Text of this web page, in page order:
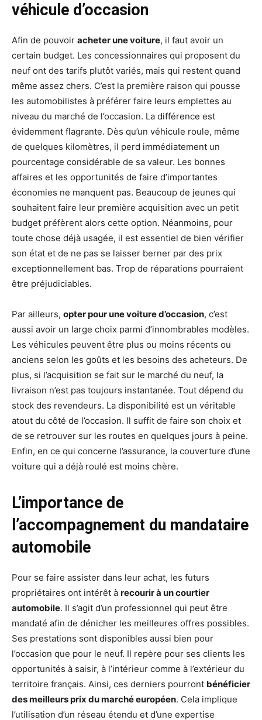
véhicule d’occasion
Afin de pouvoir acheter une voiture, il faut avoir un
certain budget. Les concessionnaires qui proposent du
neuf ont des tarifs plutôt variés, mais qui restent quand
même assez chers. C’est la première raison qui pousse
les automobilistes à préférer faire leurs emplettes au
niveau du marché de l’occasion. La différence est
évidemment flagrante. Dès qu’un véhicule roule, même
de quelques kilomètres, il perd immédiatement un
pourcentage considérable de sa valeur. Les bonnes
affaires et les opportunités de faire d’importantes
économies ne manquent pas. Beaucoup de jeunes qui
souhaitent faire leur première acquisition avec un petit
budget préfèrent alors cette option. Néanmoins, pour
toute chose déjà usagée, il est essentiel de bien vérifier
son état et de ne pas se laisser berner par des prix
exceptionnellement bas. Trop de réparations pourraient
être préjudiciables.
Par ailleurs, opter pour une voiture d’occasion, c’est
aussi avoir un large choix parmi d’innombrables modèles.
Les véhicules peuvent être plus ou moins récents ou
anciens selon les goûts et les besoins des acheteurs. De
plus, si l’acquisition se fait sur le marché du neuf, la
livraison n’est pas toujours instantanée. Tout dépend du
stock des revendeurs. La disponibilité est un véritable
atout du côté de l’occasion. Il suffit de faire son choix et
de se retrouver sur les routes en quelques jours à peine.
Enfin, en ce qui concerne l’assurance, la couverture d’une
voiture qui a déjà roulé est moins chère.
L’importance de
l’accompagnement du mandataire
automobile
Pour se faire assister dans leur achat, les futurs
propriétaires ont intérêt à recourir à un courtier
automobile. Il s’agit d’un professionnel qui peut être
mandaté afin de dénicher les meilleures offres possibles.
Ses prestations sont disponibles aussi bien pour
l’occasion que pour le neuf. Il repère pour ses clients les
opportunités à saisir, à l’intérieur comme à l’extérieur du
territoire français. Ainsi, ces derniers pourront bénéficier
des meilleurs prix du marché européen. Cela implique
l’utilisation d’un réseau étendu et d’une expertise